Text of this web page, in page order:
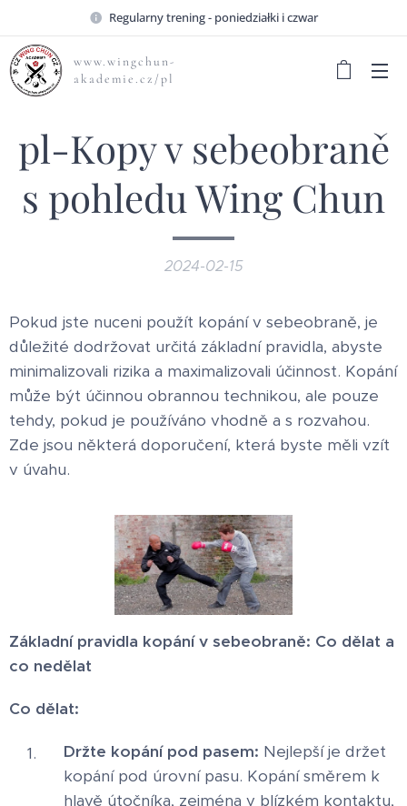
Regularny trening - poniedziałki i czwar
www.wingchun-
akademie.cz/pl
pl-Kopy v sebeobraně
s pohledu Wing Chun
2024-02-15
Pokud jste nuceni použít kopání v sebeobraně, je
důležité dodržovat určitá základní pravidla, abyste
minimalizovali rizika a maximalizovali účinnost. Kopání
může být účinnou obrannou technikou, ale pouze
tehdy, pokud je používáno vhodně a s rozvahou.
Zde jsou některá doporučení, která byste měli vzít
v úvahu.
Základní pravidla kopání v sebeobraně: Co dělat a
co nedělat
Co dělat:
Držte kopání pod pasem: Nejlepší je držet
kopání pod úrovní pasu. Kopání směrem k
hlavě útočníka, zejména v blízkém kontaktu,